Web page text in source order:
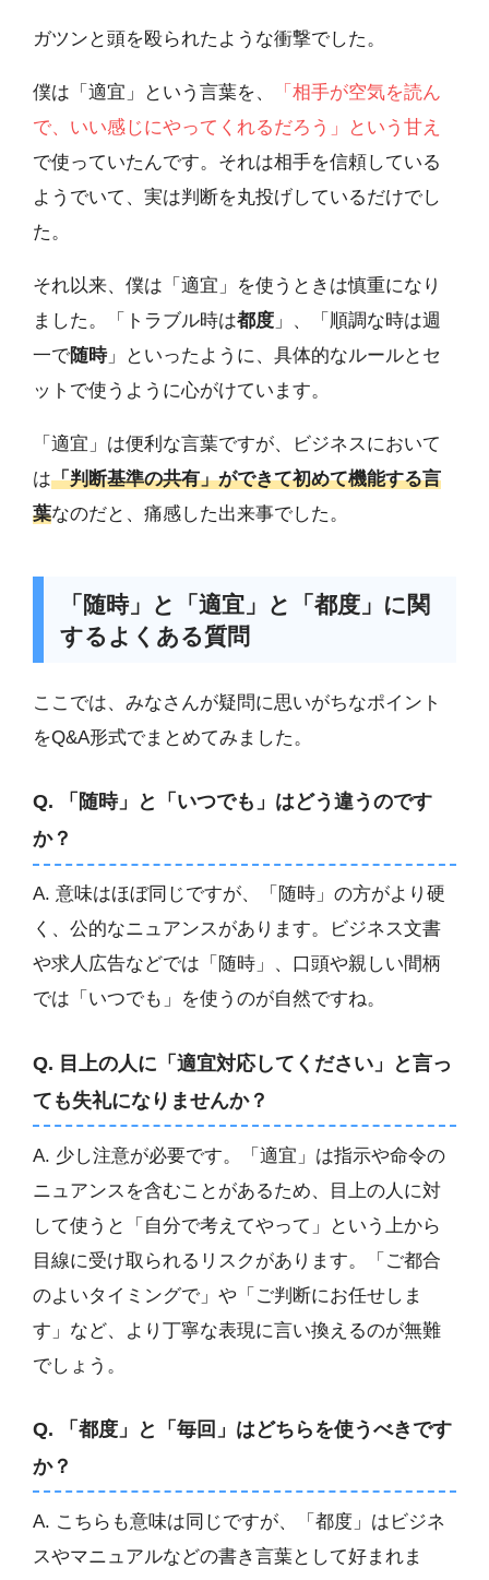
ガツンと頭を殴られたような衝撃でした。
僕は「適宜」という言葉を、
「相手が空気を読ん
で、いい感じにやってくれるだろう」という甘え
で使っていたんです。それは相手を信頼している
ようでいて、実は判断を丸投げしているだけでし
た。
それ以来、僕は「適宜」を使うときは慎重になり
ました。「トラブル時は都度 」、「順調な時は週
一で随時」といったように、具体的なルールとセ
ットで使うように心がけています。
「適宜」は便利な言葉ですが、ビジネスにおいて
は「判断基準の共有」ができて初めて機能する言
葉なのだと、痛感した出来事でした。
「随時」と「適宜」と「都度」に関
するよくある質問
ここでは、みなさんが疑問に思いがちなポイント
をQ&A形式でまとめてみました。
Q. 「随時」と「いつでも」はどう違うのです
か？
A. 意味はほぼ同じですが、「随時」の方がより硬
く、公的なニュアンスがあります。ビジネス文書
や求人広告などでは「随時」、口頭や親しい間柄
では「いつでも」を使うのが自然ですね。
Q. 目上の人に「適宜対応してください」と言っ
ても失礼になりませんか？
A. 少し注意が必要です。「適宜」は指示や命令の
ニュアンスを含むことがあるため、目上の人に対
して使うと「自分で考えてやって」という上から
目線に受け取られるリスクがあります。「ご都合
のよいタイミングで」や「ご判断にお任せしま
す」など、より丁寧な表現に言い換えるのが無難
でしょう。
Q. 「都度」と「毎回」はどちらを使うべきです
か？
A. こちらも意味は同じですが、「都度」はビジネ
スやマニュアルなどの書き言葉として好まれま